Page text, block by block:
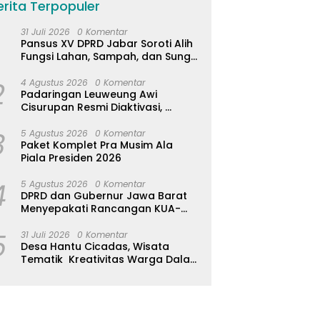
Terpopuler
31 Juli 2026 0 Komentar
Pansus XV DPRD Jabar Soroti Alih
Fungsi Lahan, Sampah, dan Sungai
4 Agustus 2026 0 Komentar
Padaringan Leuweung Awi
Cisurupan Resmi Diaktivasi,
Pemberdayaan Warga
5 Agustus 2026 0 Komentar
Paket Komplet Pra Musim Ala
Piala Presiden 2026
5 Agustus 2026 0 Komentar
DPRD dan Gubernur Jawa Barat
Menyepakati Rancangan KUA-
31 Juli 2026 0 Komentar
Desa Hantu Cicadas, Wisata
Tematik Kreativitas Warga Dalam